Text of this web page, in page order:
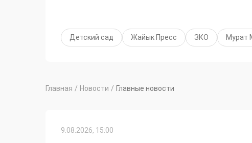
Детский сад Жайык Пресс ЗКО Мурат
Главная / Новости / Главные новости
9.08.2026, 15:00